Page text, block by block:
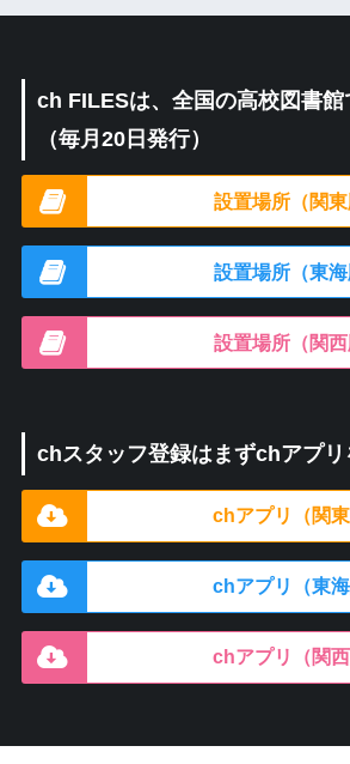
ch FILESは、全国の高校図書
（毎月20日発行）
設置場所（関東
設置場所（東海
設置場所（関西
chスタッフ登録はまずchアプ
chアプリ（関東
chアプリ（東海
chアプリ（関西